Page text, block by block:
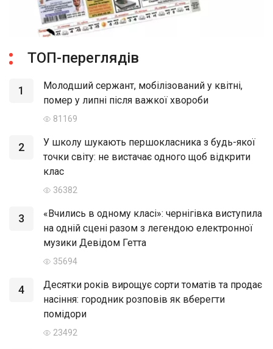
ТОП-переглядів
1
Молодший сержант, мобілізований у квітні,
помер у липні після важкої хвороби
81169
2
У школу шукають першокласника з будь-якої
точки світу: не вистачає одного щоб відкрити
клас
36382
3
«Вчились в одному класі»: чернігівка виступила
на одній сцені разом з легендою електронної
музики Девідом Гетта
35694
4
Десятки років вирощує сорти томатів та продає
насіння: городник розповів як вберегти
помідори
23492